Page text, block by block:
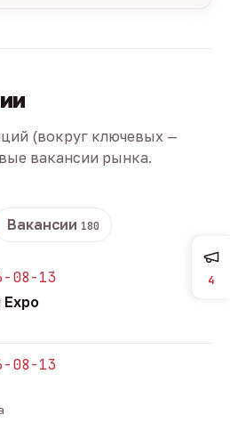
(вокруг ключевых —
вакансии рынка.
Вакансии 180
08-13
08-13
4